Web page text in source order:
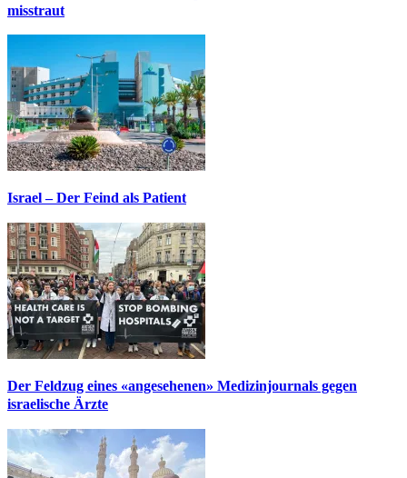
misstraut
Israel – Der Feind als Patient
Der Feldzug eines «angesehenen» Medizinjournals gegen
israelische Ärzte